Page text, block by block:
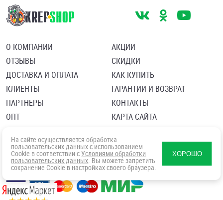
О КОМПАНИИ
ОТЗЫВЫ
ДОСТАВКА И ОПЛАТА
КЛИЕНТЫ
ПАРТНЕРЫ
ОПТ
АКЦИИ
СКИДКИ
КАК КУПИТЬ
ГАРАНТИИ И ВОЗВРАТ
КОНТАКТЫ
КАРТА САЙТА
Политика в отношении обработки персональных данных
Согласие посетителя сайта на обработку персональных данны
На сайте осуществляется обработка
пользовательских данных с использованием
Cookie в соответствии с Условиями обработки
пользовательских данных. Вы можете запретить
сохранение Cookie в настройках своего браузера.
ХОРОШО